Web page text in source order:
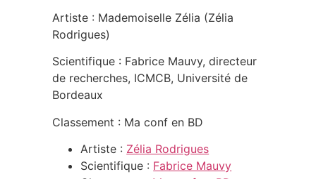
Artiste : Mademoiselle Zélia (Zélia
Rodrigues)
Scientifique : Fabrice Mauvy, directeur
de recherches, ICMCB, Université de
Bordeaux
Classement : Ma conf en BD
Artiste : Zélia Rodrigues
Scientifique : Fabrice Mauvy